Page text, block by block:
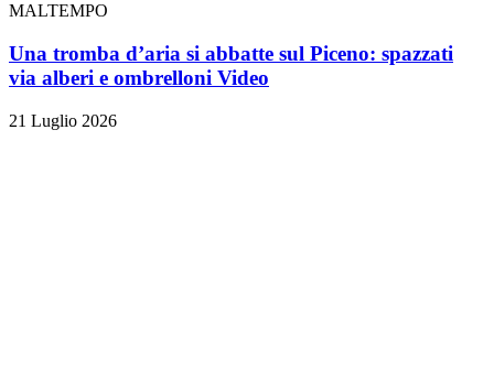
MALTEMPO
Una tromba d’aria si abbatte sul Piceno: spazzati
via alberi e ombrelloni Video
21 Luglio 2026